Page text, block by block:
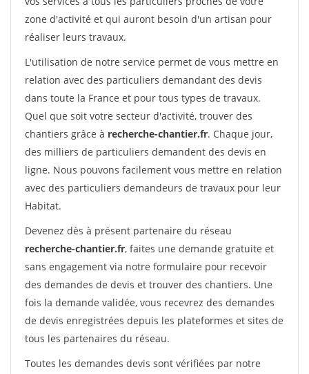
zone d'activité et qui auront besoin d'un artisan pour
réaliser leurs travaux.
L'utilisation de notre service permet de vous mettre en
relation avec des particuliers demandant des devis
dans toute la France et pour tous types de travaux.
Quel que soit votre secteur d'activité, trouver des
chantiers grâce à recherche-chantier.fr. Chaque jour,
des milliers de particuliers demandent des devis en
ligne. Nous pouvons facilement vous mettre en relation
avec des particuliers demandeurs de travaux pour leur
Habitat.
Devenez dès à présent partenaire du réseau
recherche-chantier.fr, faites une demande gratuite et
sans engagement via notre formulaire pour recevoir
des demandes de devis et trouver des chantiers. Une
fois la demande validée, vous recevrez des demandes
de devis enregistrées depuis les plateformes et sites de
tous les partenaires du réseau.
Toutes les demandes devis sont vérifiées par notre